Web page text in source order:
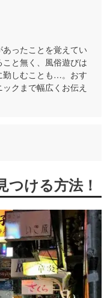
ったことを覚えてい
と無く、風俗遊びは
勤しむことも…。おす
クまで幅広くお伝え
つける方法！